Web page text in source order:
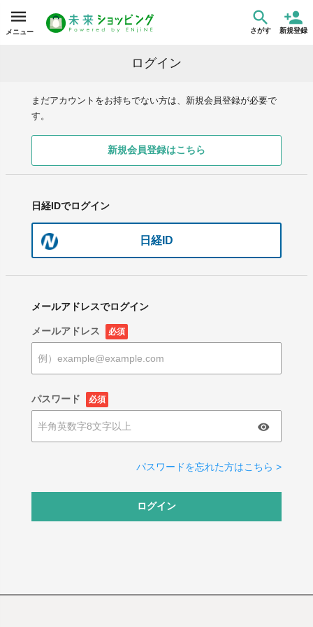
メニュー さがす 新規登録
ログイン
まだアカウントをお持ちでない方は、新規会員登録が必要で
す。
新規会員登録はこちら
日経IDでログイン
日経ID
メールアドレスでログイン
メールアドレス 必須
パスワード 必須
パスワードを忘れた方はこちら >
ログイン